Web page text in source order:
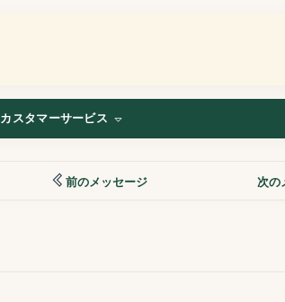
カスタマーサービス
前のメッセージ 次の